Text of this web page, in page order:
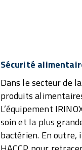
Sécurité
Dans le secteur de
produits
L’équipement
soin et la plus
bactérien. En